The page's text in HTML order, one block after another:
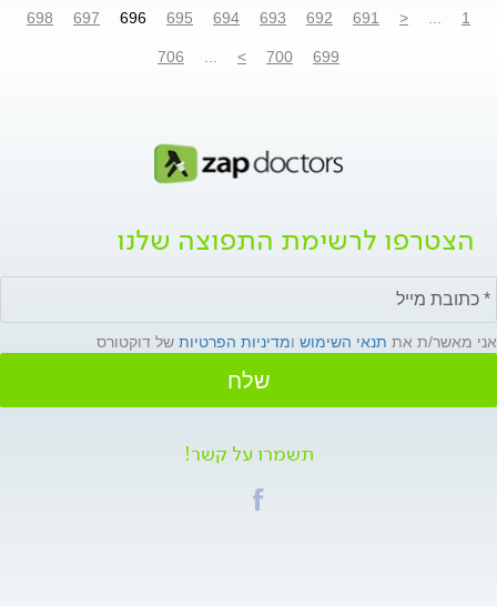
1
<
691
692
693
694
695
696
697
698
699
700
>
706
הצטרפו לרשימת התפוצה שלנו
אני מאשר/ת את תנאי השימוש ומדיניות הפרטיות של דוקטורס
שלח
תשמרו על קשר!